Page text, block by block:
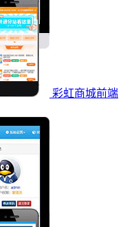
彩虹商城前端